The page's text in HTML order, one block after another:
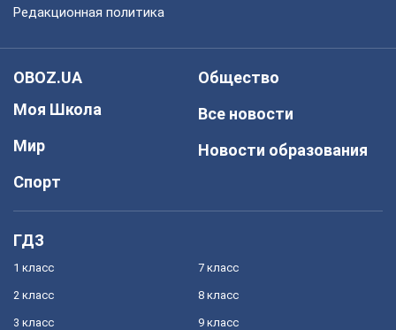
Редакционная политика
OBOZ.UA
Моя Школа
Мир
Спорт
Общество
Все новости
Новости образования
ГДЗ
1 класс
2 класс
3 класс
7 класс
8 класс
9 класс